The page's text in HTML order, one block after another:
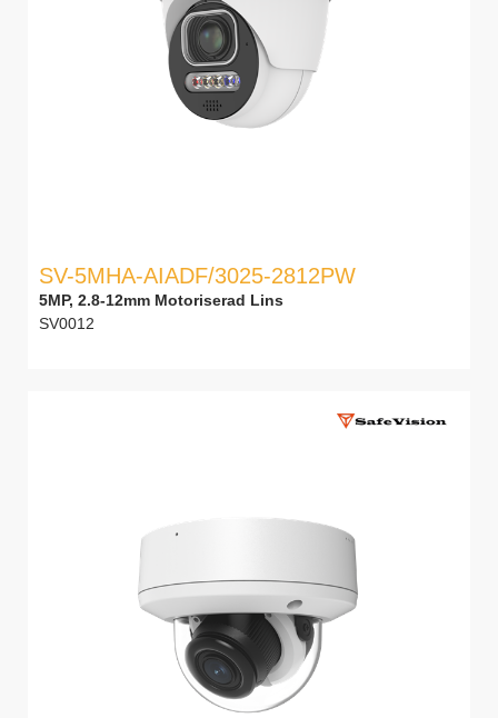
SV-5MHA-AIADF/3025-2812PW
5MP, 2.8-12mm Motoriserad Lins
SV0012